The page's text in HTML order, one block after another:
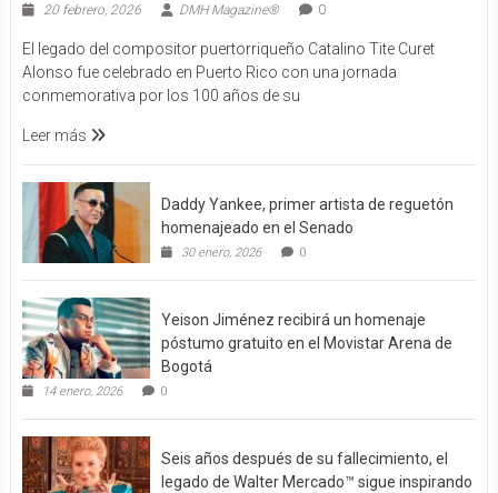
20 febrero, 2026 DMH Magazine® 0
El legado del compositor puertorriqueño Catalino Tite Curet
Alonso fue celebrado en Puerto Rico con una jornada
conmemorativa por los 100 años de su
Leer más
Daddy Yankee, primer artista de reguetón
homenajeado en el Senado
30 enero, 2026 0
Yeison Jiménez recibirá un homenaje
póstumo gratuito en el Movistar Arena de
Bogotá
14 enero, 2026 0
Seis años después de su fallecimiento, el
legado de Walter Mercado™ sigue inspirando